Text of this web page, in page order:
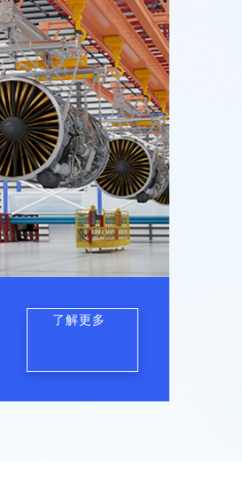
了解更多